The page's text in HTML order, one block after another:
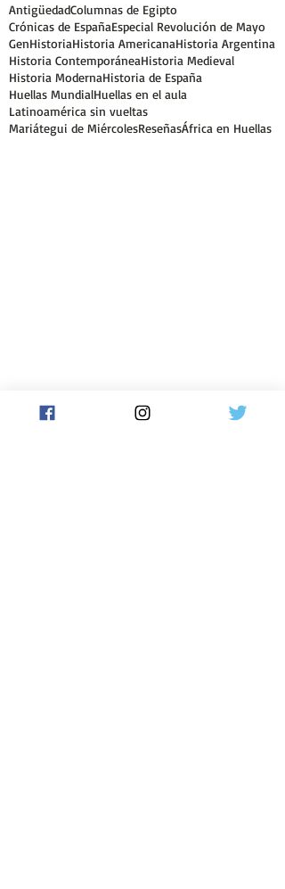
AntigüedadColumnas de Egipto
Crónicas de EspañaEspecial Revolución de Mayo
GenHistoriaHistoria AmericanaHistoria Argentina
Historia ContemporáneaHistoria Medieval
Historia ModernaHistoria de España
Huellas MundialHuellas en el aula
Latinoamérica sin vueltas
Mariátegui de MiércolesReseñasÁfrica en Huellas